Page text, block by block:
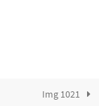
Img 1021